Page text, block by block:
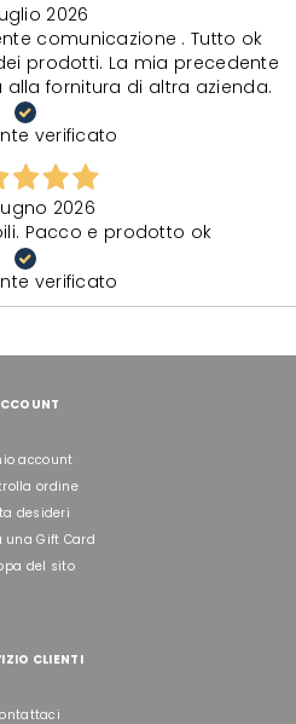
2026
comunicazione . Tutto ok
prodotti. La mia precedente
fornitura di altra azienda.
verificato
2026
Pacco e prodotto ok
verificato
account
ordine
desideri
una Gift Card
del sito
CLIENTI